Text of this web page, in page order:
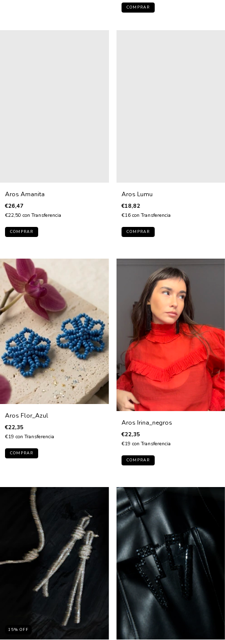
COMPRAR
Aros Amanita
€26,47
€22,50 con Transferencia
Aros Lumu
€18,82
€16 con Transferencia
Aros Flor_Azul
€22,35
€19 con Transferencia
Aros Irina_negros
€22,35
€19 con Transferencia
15% OFF